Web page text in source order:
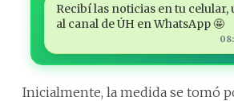
Recibí las noticias en tu celular,
al canal de ÚH en WhatsApp 🤩
Inicialmente, la medida se tomó